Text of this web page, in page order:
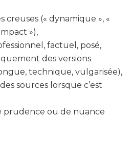
(« dynamique », «
»),
factuel, posé,
des versions
technique, vulgarisée),
sources lorsque c’est
prudence ou de nuance